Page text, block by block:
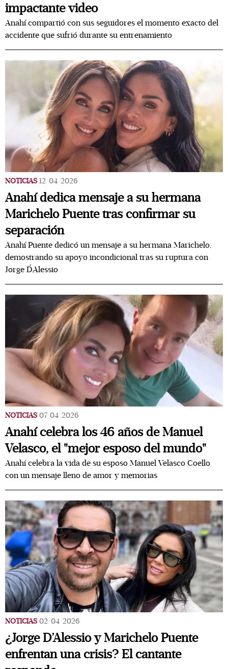
impactante video
Anahí compartió con sus seguidores el momento exacto del
accidente que sufrió durante su entrenamiento
NOTICIAS 12/04/2026
Anahí dedica mensaje a su hermana
Marichelo Puente tras confirmar su
separación
Anahí Puente dedicó un mensaje a su hermana Marichelo,
demostrando su apoyo incondicional tras su ruptura con
Jorge D´Alessio
NOTICIAS 07/04/2026
Anahí celebra los 46 años de Manuel
Velasco, el "mejor esposo del mundo"
Anahí celebra la vida de su esposo Manuel Velasco Coello
con un mensaje lleno de amor y memorias
NOTICIAS 02/04/2026
¿Jorge D’Alessio y Marichelo Puente
enfrentan una crisis? El cantante